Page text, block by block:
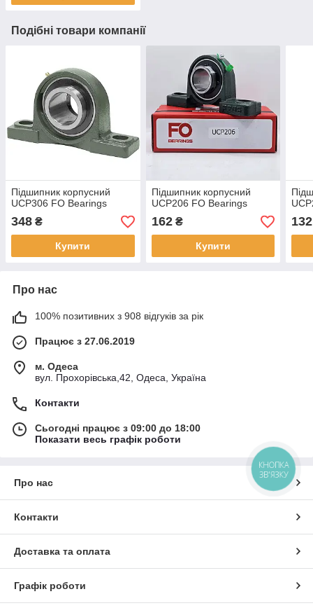
Подібні товари компанії
Підшипник корпусний
UCP306 FO Bearings
348 ₴
Купити
Підшипник корпусний
UCP206 FO Bearings
162₴
Купити
132
Про нас
100% позитивних з 908 відгуків за рік
Працює з 27.06.2019
м. Одеса
вул. Прохорівська,42, Одеса, Україна
Контакти
Сьогодні працює з 09:00 до 18:00
Показати весь графік роботи
Про нас
Контакти
Доставка та оплата
Графік роботи
КНОПКА
ЗВ'ЯЗКУ